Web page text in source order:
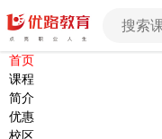
首页
课程
简介
优惠
校区